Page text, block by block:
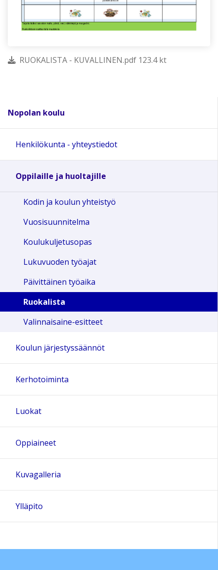
RUOKALISTA - KUVALLINEN.pdf 123.4 kt
Nopolan koulu
Henkilökunta - yhteystiedot
Oppilaille ja huoltajille
Kodin ja koulun yhteistyö
Vuosisuunnitelma
Koulukuljetusopas
Lukuvuoden työajat
Päivittäinen työaika
Ruokalista
Valinnaisaine-esitteet
Koulun järjestyssäännöt
Kerhotoiminta
Luokat
Oppiaineet
Kuvagalleria
Ylläpito